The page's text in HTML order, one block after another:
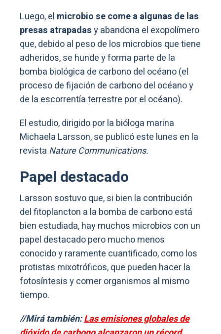
Luego, el microbio se come a algunas de las
presas atrapadasy abandona el exopolímero
que, debido al peso de los microbios que tiene
adheridos, se hunde y forma parte de la
bomba biológica de carbono del océano (el
proceso de fijación de carbono del océano y
de la escorrentía terrestre por el océano).
El estudio, dirigido por la bióloga marina
Michaela Larsson, se publicó este lunes en la
revista Nature Communications.
Papel destacado
Larsson sostuvo que, si bien la contribución
del fitoplancton a la bomba de carbono está
bien estudiada, hay muchos microbios con un
papel destacado pero mucho menos
conocido y raramente cuantificado, como los
protistas mixotróficos, que pueden hacer la
fotosíntesis y comer organismos al mismo
tiempo.
//Mirá también:Las emisiones globales de